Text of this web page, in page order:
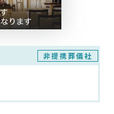
非提携葬儀社